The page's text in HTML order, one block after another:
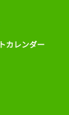
カレンダー